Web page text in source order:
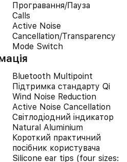
Програвання/Пауза
Calls
Active Noise
Cancellation/Transparency
Mode Switch
Bluetooth Multipoint
Підтримка стандарту Qi
Wind Noise Reduction
Active Noise Cancellation
Світлодіодний індикатор
Natural Aluminium
Короткий практичний
посібник користувача
Silicone ear tips (four sizes: